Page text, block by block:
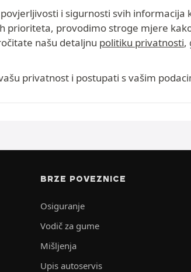
i sigurnosti svih informacija
prioriteta, provodimo stroge mjere
našu detaljnu politiku privatnosti,
privatnost i postupati s vašim
BRZE POVEZNICE
Osiguranje
Vodič za gume
Mišljenja
Upis autoservis